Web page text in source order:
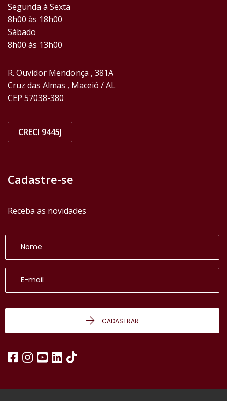
Segunda à Sexta
8h00 às 18h00
Sábado
8h00 às 13h00
R. Ouvidor Mendonça , 381A
Cruz das Almas , Maceió / AL
CEP 57038-380
CRECI 9445J
Cadastre-se
Receba as novidades
CADASTRAR